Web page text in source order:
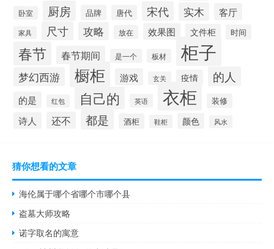
卧室 厨房 品牌 唐代 宋代 实木 客厅
家具 尺寸 攻略 放在 效果图 文件柜 时间
春节 春节期间 是一个 板材 柜子
梦幻西游 橱柜 游戏 玄关 疫情 的人
的是 红包 自己的 英语 衣柜 装修
诗人 还不 都是 酒柜 鞋柜 颜色 风水
猜你想看的文章
海伦属于哪个省哪个市哪个县
盗墓大师攻略
诺字取名的寓意